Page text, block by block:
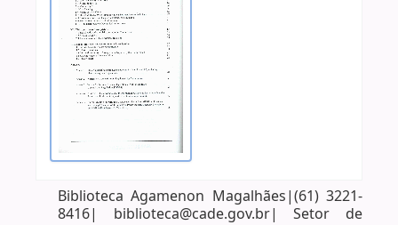
Biblioteca Agamenon Magalhães|(61) 3221-
8416| biblioteca@cade.gov.br| Setor de